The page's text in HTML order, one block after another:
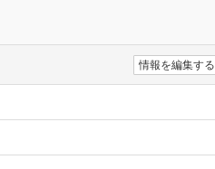
情報を編集する